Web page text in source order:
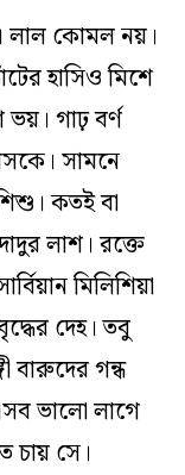
লাল কোমল নয়।
হাসিও মিশে
গাঢ় বর্ণ
সামনে
কতই বা
লাশ। রক্তে
মিলিশিয়া
দেহ। তবু
বারুদের গন্ধ
ভালো লাগে
চায় সে।